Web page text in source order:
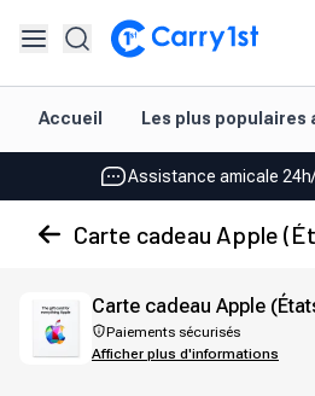
Accueil Les plus populaires
Les meilleures offres pour vos
Assistance amicale
Noté 4,45 sur Google Play
Les meilleures offres pour vos
Carte cadeau Apple
Carte cadeau Apple
Paiements sécurisés
Afficher plus d'informations